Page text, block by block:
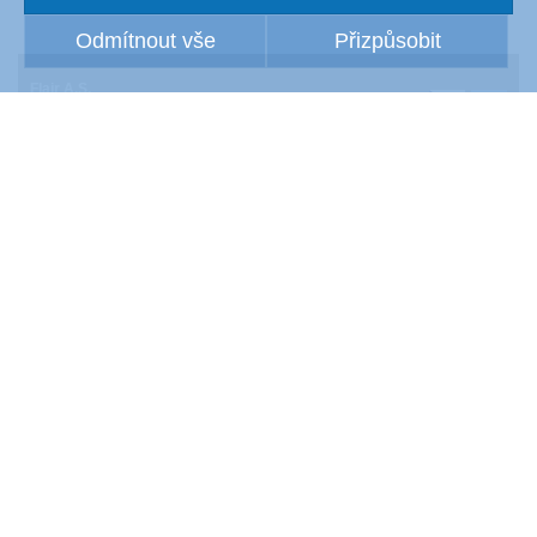
Flair A.S.
Odmítnout vše Přizpůsobit